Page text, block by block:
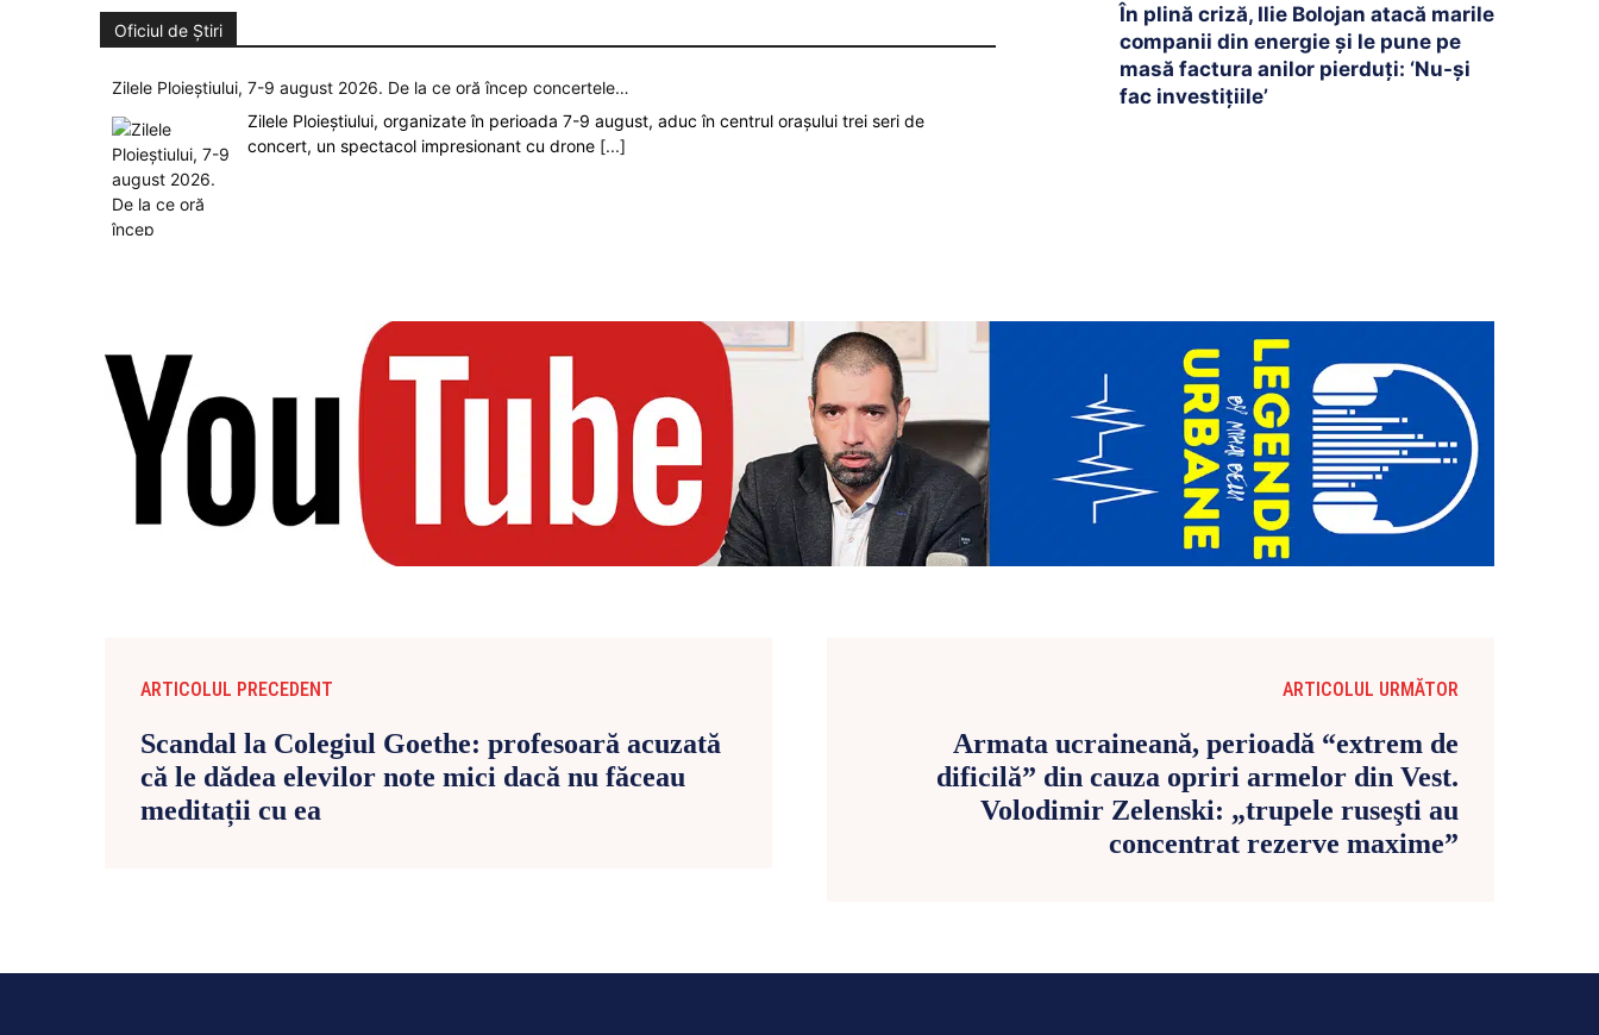
Oficiul de Știri
Zilele Ploieștiului, 7-9 august 2026. De la ce oră încep concertele…
Zilele Ploieștiului, organizate în perioada 7-9 august, aduc în centrul orașului trei seri de
concert, un spectacol impresionant cu drone [...]
În plină criză, Ilie Bolojan atacă marile
companii din energie și le pune pe
masă factura anilor pierduți: ‘Nu-și
fac investițiile’
ARTICOLUL PRECEDENT
Scandal la Colegiul Goethe: profesoară acuzată
că le dădea elevilor note mici dacă nu făceau
meditații cu ea
ARTICOLUL URMĂTOR
Armata ucraineană, perioadă “extrem de
dificilă” din cauza opriri armelor din Vest.
Volodimir Zelenski: „trupele ruseşti au
concentrat rezerve maxime”